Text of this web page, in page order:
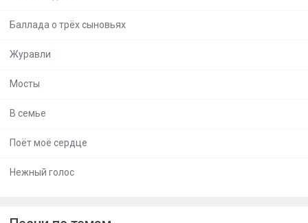
Баллада о трёх сыновьях
Журавли
Мосты
В семье
Поёт моё сердце
Нежный голос